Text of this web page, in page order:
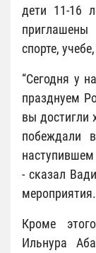
дети 11-16
спорте,
“Сегодня у
празднуем
вы достигли
побеждали
- сказал
мероприятия.
Кроме
Ильнура